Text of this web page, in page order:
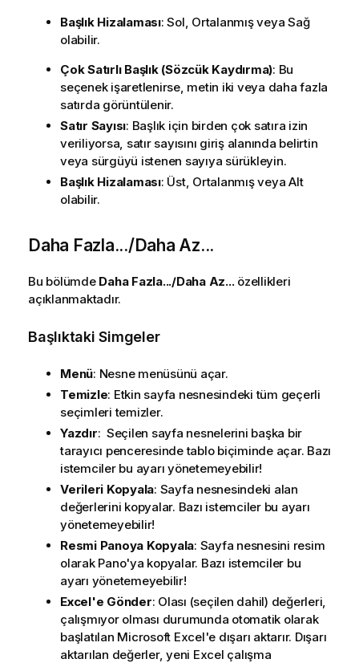
Başlık Hizalaması: Sol, Ortalanmış veya Sağ
olabilir.
Çok Satırlı Başlık (Sözcük Kaydırma): Bu
seçenek işaretlenirse, metin iki veya daha fazla
satırda görüntülenir.
Satır Sayısı: Başlık için birden çok satıra izin
veriliyorsa, satır sayısını giriş alanında belirtin
veya sürgüyü istenen sayıya sürükleyin.
Başlık Hizalaması: Üst, Ortalanmış veya Alt
olabilir.
Daha Fazla.../Daha Az...
Bu bölümde Daha Fazla.../Daha Az...özellikleri
açıklanmaktadır.
Başlıktaki Simgeler
Menü: Nesne menüsünü açar.
Temizle: Etkin sayfa nesnesindeki tüm geçerli
seçimleri temizler.
Yazdır: Seçilen sayfa nesnelerini başka bir
tarayıcı penceresinde tablo biçiminde açar. Bazı
istemciler bu ayarı yönetemeyebilir!
Verileri Kopyala: Sayfa nesnesindeki alan
değerlerini kopyalar. Bazı istemciler bu ayarı
yönetemeyebilir!
Resmi Panoya Kopyala: Sayfa nesnesini resim
olarak Pano'ya kopyalar. Bazı istemciler bu
ayarı yönetemeyebilir!
Excel'e Gönder: Olası (seçilen dahil) değerleri,
çalışmıyor olması durumunda otomatik olarak
başlatılan Microsoft Excel'e dışarı aktarır. Dışarı
aktarılan değerler, yeni Excel çalışma